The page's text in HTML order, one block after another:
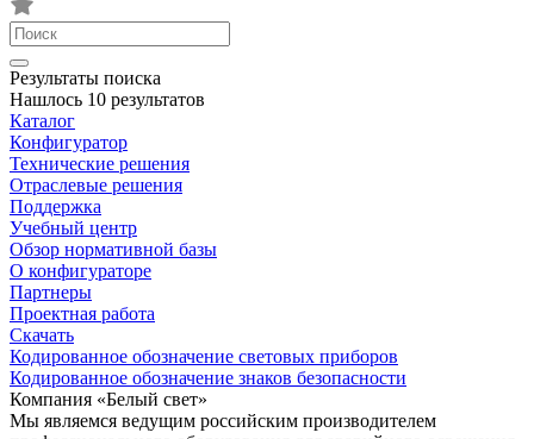
Результаты поиска
Нашлось 10 результатов
Каталог
Конфигуратор
Технические решения
Отраслевые решения
Поддержка
Учебный центр
Обзор нормативной базы
О конфигураторе
Партнеры
Проектная работа
Скачать
Кодированное обозначение световых приборов
Кодированное обозначение знаков безопасности
Компания «Белый свет»
Мы являемся ведущим российским производителем